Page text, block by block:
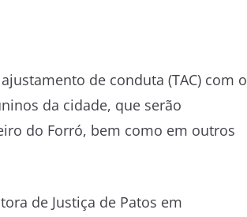
de conduta (TAC) com o
da cidade, que serão
do Forró, bem como em outros
de Justiça de Patos em